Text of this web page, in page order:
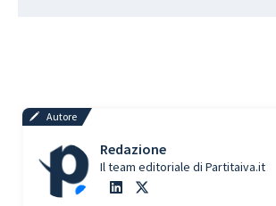
Autore
Redazione
Il team editoriale di Partitaiva.it